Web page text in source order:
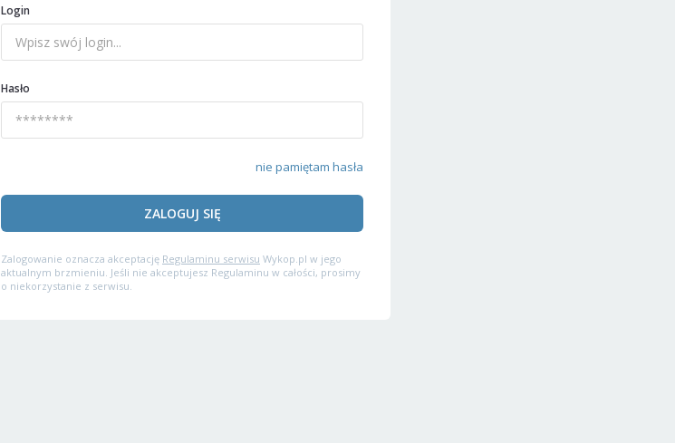
Login
Hasło
nie pamiętam hasła
ZALOGUJ SIĘ
Zalogowanie oznacza akceptację Regulaminu serwisu Wykop.pl w jego
aktualnym brzmieniu. Jeśli nie akceptujesz Regulaminu w całości, prosimy
o niekorzystanie z serwisu.